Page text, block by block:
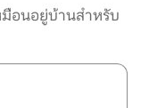
อนอยู่บ้านสำหรับ
สำรวจผลการค้นหา